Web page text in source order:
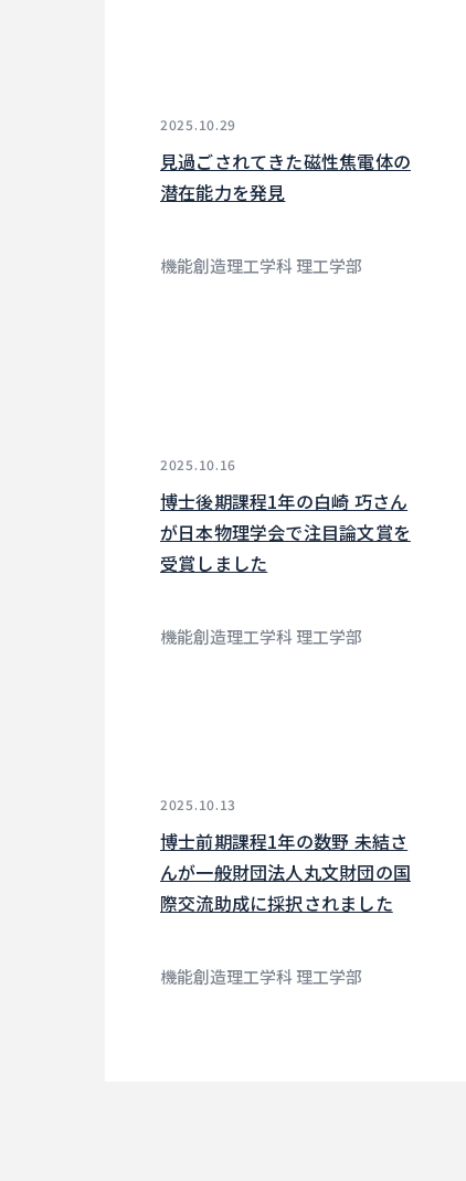
2025.10.29
見過ごされてきた磁性焦電体の
潜在能力を発見
機能創造理工学科 理工学部
2025.10.16
博士後期課程1年の白崎 巧さん
が日本物理学会で注目論文賞を
受賞しました
機能創造理工学科 理工学部
2025.10.13
博士前期課程1年の数野 未結さ
んが一般財団法人丸文財団の国
際交流助成に採択されました
機能創造理工学科 理工学部